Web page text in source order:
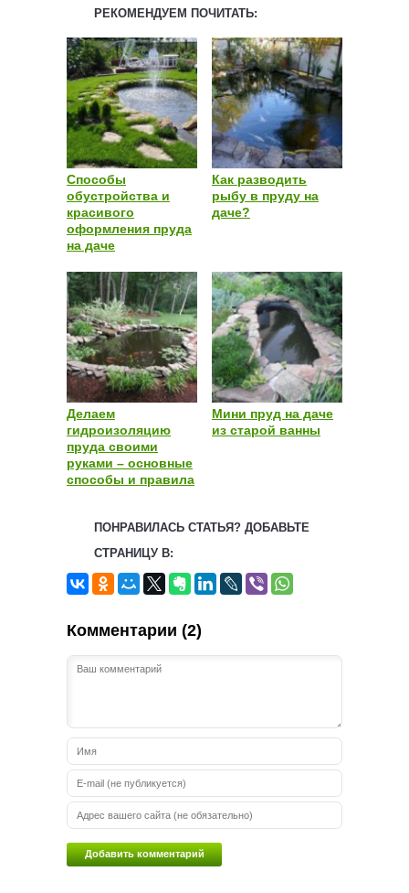
РЕКОМЕНДУЕМ ПОЧИТАТЬ:
Способы
обустройства и
красивого
оформления пруда
на даче
Как разводить
рыбу в пруду на
даче?
Делаем
гидроизоляцию
пруда своими
руками – основные
способы и правила
Мини пруд на даче
из старой ванны
ПОНРАВИЛАСЬ СТАТЬЯ? ДОБАВЬТЕ
СТРАНИЦУ В:
Комментарии (2)